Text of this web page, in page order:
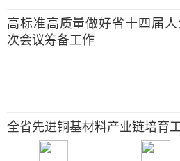
高标准高质量做好省十四届人
次会议筹备工作
全省先进铜基材料产业链培育